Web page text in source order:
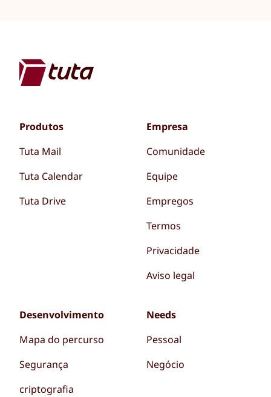
Produtos
Tuta Mail
Tuta Calendar
Tuta Drive
Empresa
Comunidade
Equipe
Empregos
Termos
Privacidade
Aviso legal
Desenvolvimento
Mapa do percurso
Segurança
criptografia
Needs
Pessoal
Negócio